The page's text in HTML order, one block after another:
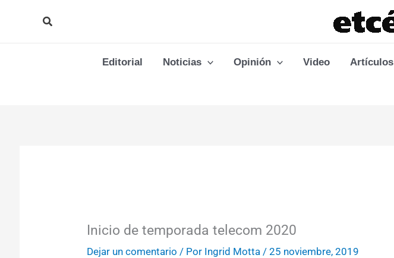
Buscar
Editorial Noticias Opinión Video Artículos
Inicio de temporada telecom 2020
Dejar un comentario / Por Ingrid Motta / 25 noviembre, 2019